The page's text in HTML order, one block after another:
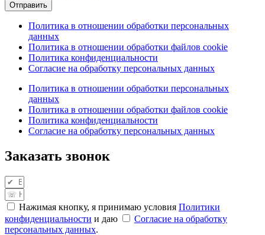
Отправить
Политика в отношении обработки персональных
данных
Политика в отношении обработки файлов cookie
Политика конфиденциальности
Согласие на обработку персональных данных
Политика в отношении обработки персональных
данных
Политика в отношении обработки файлов cookie
Политика конфиденциальности
Согласие на обработку персональных данных
Заказать звонок
Нажимая кнопку, я принимаю условия Политики
конфиденциальности и даю
Согласие на обработку
персональных данных.